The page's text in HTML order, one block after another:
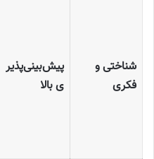
شناختی و
فکری
پیش‌بینی‌پذیر
ی بالا